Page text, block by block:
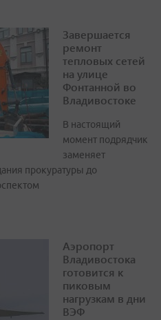
Завершается
ремонт
тепловых сетей
на улице
Фонтанной во
Владивостоке
В настоящий
момент подрядчик
заменяет
прокуратуры до
Аэропорт
Владивостока
готовится к
пиковым
нагрузкам в дни
ВЭФ